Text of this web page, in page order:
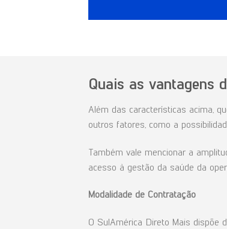
Quais as vantagens
Além das características acima,
outros fatores, como a
Também vale mencionar a
acesso à gestão da saúde da
Modalidade de Contratação
O SulAmérica Direto Mais dispõe